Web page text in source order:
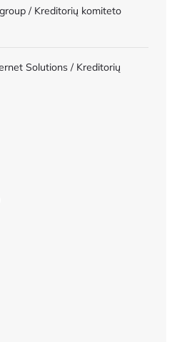
/ Kreditorių komiteto
Solutions / Kreditorių